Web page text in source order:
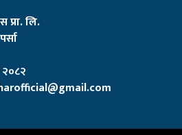
प्रा. लि.